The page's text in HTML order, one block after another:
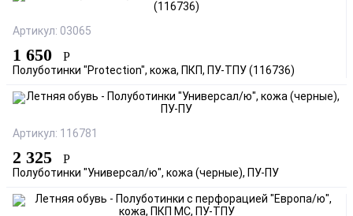
Артикул: 03065
1 650 Р
Полуботинки "Protection", кожа, ПКП, ПУ-ТПУ (116736)
Артикул: 116781
2 325 Р
Полуботинки "Универсал/ю", кожа (черные), ПУ-ПУ